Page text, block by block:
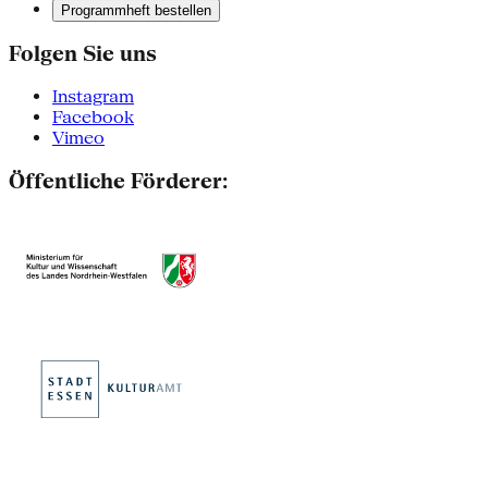
Programmheft bestellen
Folgen Sie uns
Instagram
Facebook
Vimeo
Öffentliche Förderer: